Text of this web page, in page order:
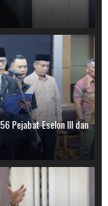
Pejabat Eselon III dan